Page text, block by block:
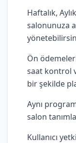
Haftalık,
salonunuza
Ön
saat kontrol
bir şekilde
Aynı
salon
Kullanıcı